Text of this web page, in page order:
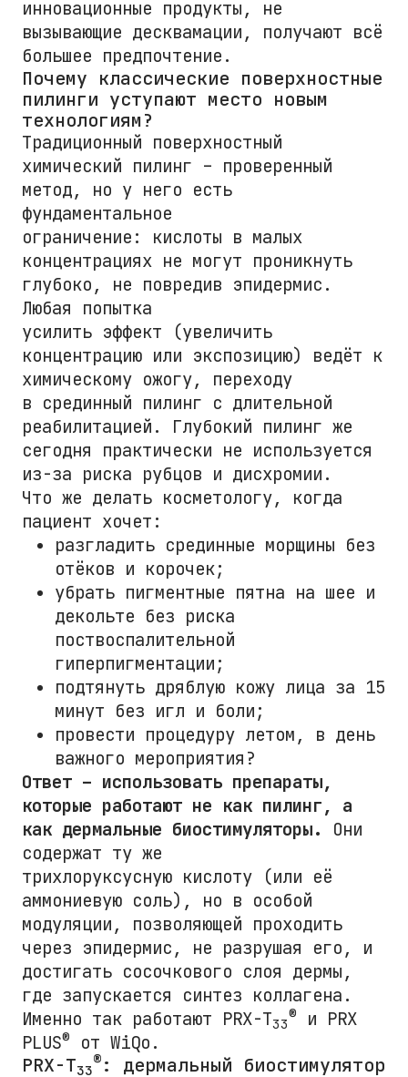
инновационные продукты, не
вызывающие десквамации, получают всё
большее предпочтение.
Почему классические поверхностные
пилинги уступают место новым
технологиям?
Традиционный поверхностный
химический пилинг – проверенный
метод, но у него есть
фундаментальное
ограничение: кислоты в малых
концентрациях не могут проникнуть
глубоко, не повредив эпидермис.
Любая попытка
усилить эффект (увеличить
концентрацию или экспозицию) ведёт к
химическому ожогу, переходу
в срединный пилинг с длительной
реабилитацией. Глубокий пилинг же
сегодня практически не используется
из-за риска рубцов и дисхромии.
Что же делать косметологу, когда
пациент хочет:
разгладить срединные морщины без
отёков и корочек;
убрать пигментные пятна на шее и
декольте без риска
поствоспалительной
гиперпигментации;
подтянуть дряблую кожу лица за 15
минут без игл и боли;
провести процедуру летом, в день
важного мероприятия?
Ответ – использовать препараты,
которые работают не как пилинг, а
как дермальные биостимуляторы.
Они
содержат ту же
трихлоруксусную кислоту (или её
аммониевую соль), но в особой
модуляции, позволяющей проходить
через эпидермис, не разрушая его, и
достигать сосочкового слоя дермы,
где запускается синтез коллагена.
Именно так работают PRX-T33
®
и PRX
PLUS® от WiQo.
PRX-T33
®: дермальный биостимулятор